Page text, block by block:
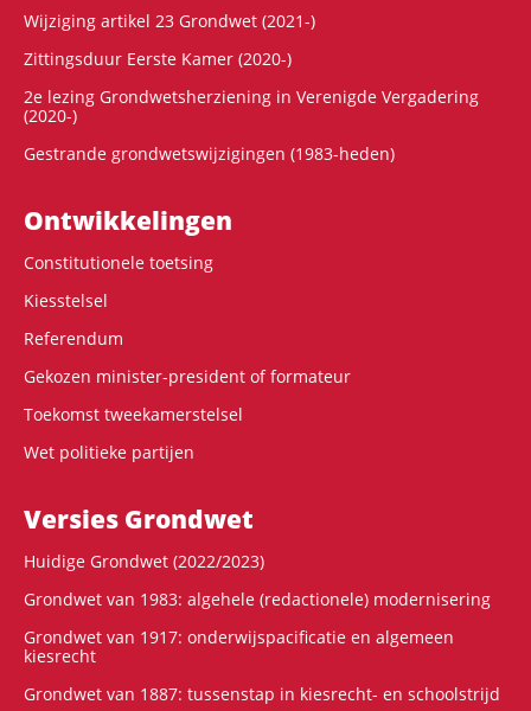
Wijziging artikel 23 Grondwet (2021-)
Zittingsduur Eerste Kamer (2020-)
2e lezing Grondwetsherziening in Verenigde Vergadering
(2020-)
Gestrande grondwetswijzigingen (1983-heden)
Ontwikke­lingen
Constitutionele toetsing
Kiesstelsel
Referendum
Gekozen minister-president of formateur
Toekomst tweekamerstelsel
Wet politieke partijen
Versies Grondwet
Huidige Grondwet (2022/2023)
Grondwet van 1983: algehele (redactionele) modernisering
Grondwet van 1917: onderwijspacificatie en algemeen
kiesrecht
Grondwet van 1887: tussenstap in kiesrecht- en schoolstrijd